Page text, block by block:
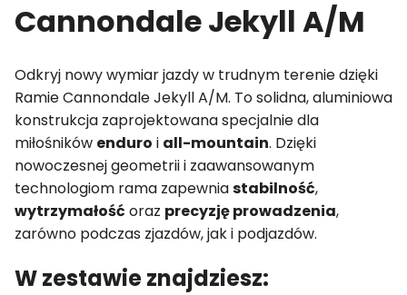
Cannondale Jekyll A/M
Odkryj nowy wymiar jazdy w trudnym terenie dzięki
Ramie Cannondale Jekyll A/M. To solidna, aluminiowa
konstrukcja zaprojektowana specjalnie dla
miłośników enduro i all-mountain. Dzięki
nowoczesnej geometrii i zaawansowanym
technologiom rama zapewniastabilność,
wytrzymałość oraz precyzję prowadzenia,
zarówno podczas zjazdów, jak i podjazdów.
W zestawie znajdziesz: